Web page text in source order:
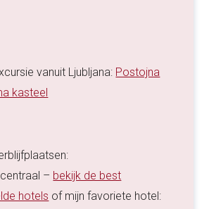
vanuit Ljubljana: Postojna
kasteel
– bekijk de best
hotels of mijn favoriete hotel: